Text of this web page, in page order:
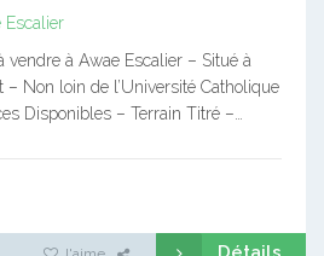
Escalier
vendre à Awae Escalier – Situé à
– Non loin de l’Université Catholique
Disponibles – Terrain Titré –…